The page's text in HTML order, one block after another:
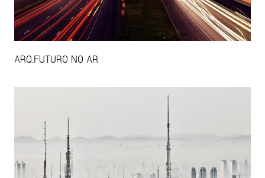
ARQ.FUTURO NO AR